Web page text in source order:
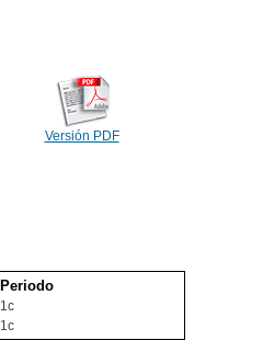
Versión PDF
Periodo
1c
1c